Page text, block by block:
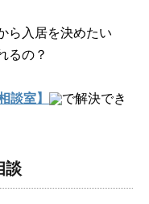
ら入居を決めたい
るの？
談室】
で解決でき
談